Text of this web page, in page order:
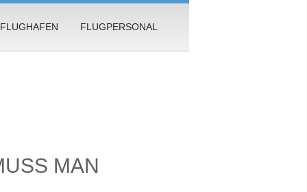
FLUGHAFEN FLUGPERSONAL
MAN